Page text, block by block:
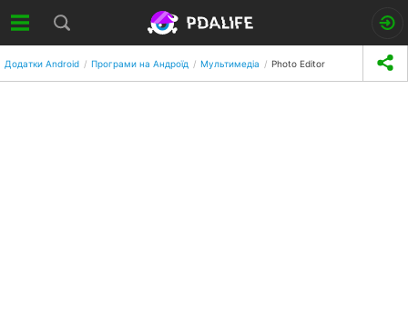
Додатки Android Програми на Андроїд Мультимедіа Photo Editor